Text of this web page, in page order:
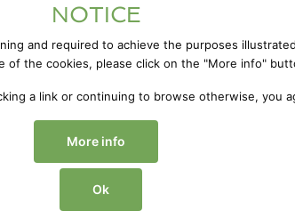
Ninfa |Cookies & Privacy Policy| P.Iva
NOTICE
and required to achieve the purposes
of the cookies, please click on the "More info"
a link or continuing to browse otherwise, you
More info
Ok